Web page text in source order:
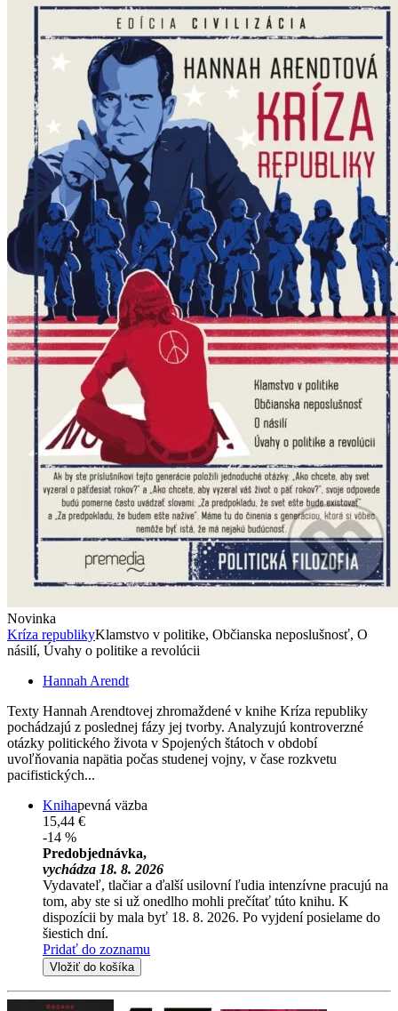
Novinka
Kríza republikyKlamstvo v politike, Občianska neposlušnosť, O
násilí, Úvahy o politike a revolúcii
Hannah Arendt
Texty Hannah Arendtovej zhromaždené v knihe Kríza republiky
pochádzajú z poslednej fázy jej tvorby. Analyzujú kontroverzné
otázky politického života v Spojených štátoch v období
uvoľňovania napätia počas studenej vojny, v čase rozkvetu
pacifistických...
Knihapevná väzba
15,44 €
-14 %
Predobjednávka,
vychádza 18. 8. 2026
Vydavateľ, tlačiar a ďalší usilovní ľudia intenzívne pracujú na
tom, aby ste si už onedlho mohli prečítať túto knihu. K
dispozícii by mala byť 18. 8. 2026. Po vyjdení posielame do
šiestich dní.
Pridať do zoznamu
Vložiť do košíka